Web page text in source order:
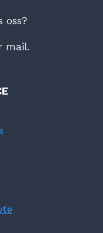
oss?
mail.